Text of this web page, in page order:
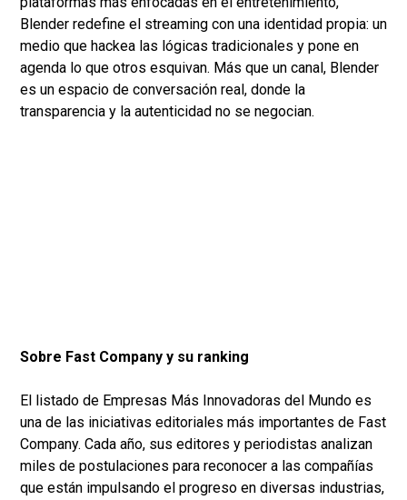
Blender redefine el streaming con una identidad propia: un
medio que hackea las lógicas tradicionales y pone en
agenda lo que otros esquivan. Más que un canal, Blender
es un espacio de conversación real, donde la
transparencia y la autenticidad no se negocian.
Sobre Fast Company y su ranking
El listado de Empresas Más Innovadoras del Mundo es
una de las iniciativas editoriales más importantes de Fast
Company. Cada año, sus editores y periodistas analizan
miles de postulaciones para reconocer a las compañías
que están impulsando el progreso en diversas industrias,